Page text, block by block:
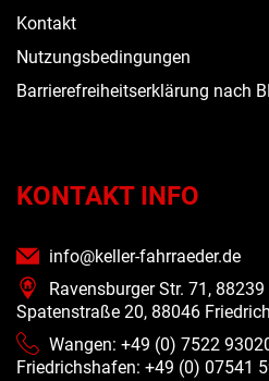
Kontakt
Nutzungsbedingungen
Barrierefreiheitserklärung nach
KONTAKT INFO
info@keller-fahrraeder.de
Ravensburger Str. 71,
Spatenstraße 20, 88046
Wangen: +49 (0) 7522
Friedrichshafen: +49 (0) 07541